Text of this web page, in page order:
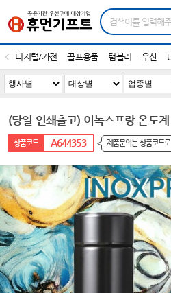
디지털/가전 골프용품 텀블러 우산
(당일 인쇄출고) 이녹스프랑 온도
A644353 제품문의는 상품코드